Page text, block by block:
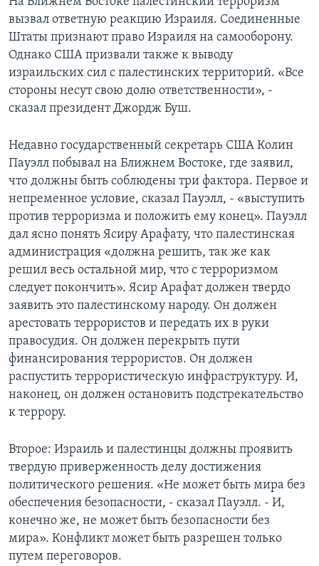
Learning English
СОЦИАЛЬНЫЕ СЕТИ
вызвал ответную реакцию Израиля. Соединенные
Штаты признают право Израиля на самооборону.
Однако США призвали также к выводу
израильских сил с палестинских территорий. «Все
стороны несут свою долю ответственности», -
сказал президент Джордж Буш.
Недавно государственный секретарь США Колин
Пауэлл побывал на Ближнем Востоке, где заявил,
что должны быть соблюдены три фактора. Первое и
непременное условие, сказал Пауэлл, - «выступить
против терроризма и положить ему конец». Пауэлл
дал ясно понять Ясиру Арафату, что палестинская
администрация «должна решить, так же как
решил весь остальной мир, что с терроризмом
следует покончить». Ясир Арафат должен твердо
заявить это палестинскому народу. Он должен
арестовать террористов и передать их в руки
правосудия. Он должен перекрыть пути
финансирования террористов. Он должен
распустить террористическую инфраструктуру. И,
наконец, он должен остановить подстрекательство
к террору.
Второе: Израиль и палестинцы должны проявить
твердую приверженность делу достижения
политического решения. «Не может быть мира без
обеспечения безопасности, - сказал Пауэлл. - И,
конечно же, не может быть безопасности без
мира». Конфликт может быть разрешен только
путем переговоров.